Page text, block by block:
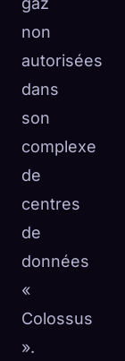
non
autorisées
dans
son
complexe
de
centres
de
données
«
Colossus
».